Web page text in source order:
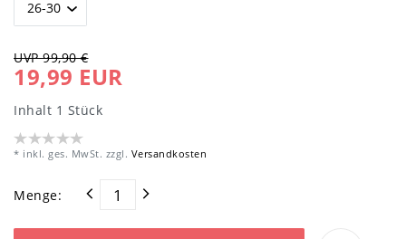
UVP 99,90 €
19,99 EUR
Inhalt 1 Stück
* inkl. ges. MwSt. zzgl. Versandkosten
Menge: